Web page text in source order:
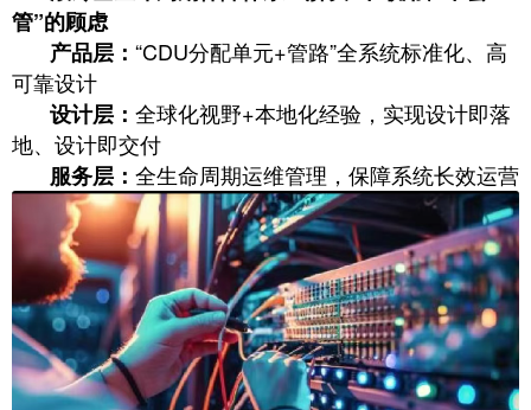
管”的顾虑
产品层： “CDU分配单元+管路”全系统标准化、高
可靠设计
设计层： 全球化视野+本地化经验，实现设计即落
地、设计即交付
服务层： 全生命周期运维管理，保障系统长效运营